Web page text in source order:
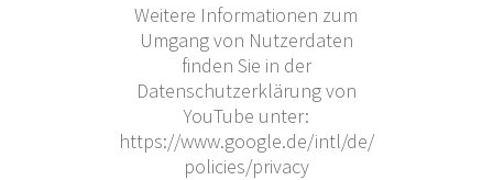
Weitere Informationen zum
Umgang von Nutzerdaten
finden Sie in der
Datenschutzerklärung von
YouTube unter:
https://www.google.de/intl/de/
policies/privacy